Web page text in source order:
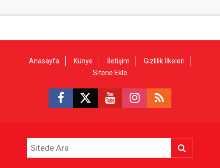
Anasayfa Künye İletişim
Gizlilik İlkeleri
Sitene Ekle